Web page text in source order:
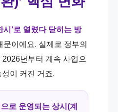
시’로 열렸다 닫히는 방
문이에요. 실제로 정부의
년부터 계속 사업으
성이 커진 거죠.
로 운영되는 상시(계